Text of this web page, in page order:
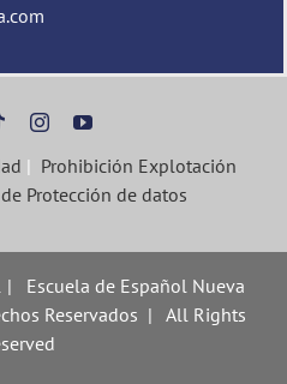
| Prohibición Explotación
Protección de datos
Escuela de Español Nueva
Reservados | All Rights